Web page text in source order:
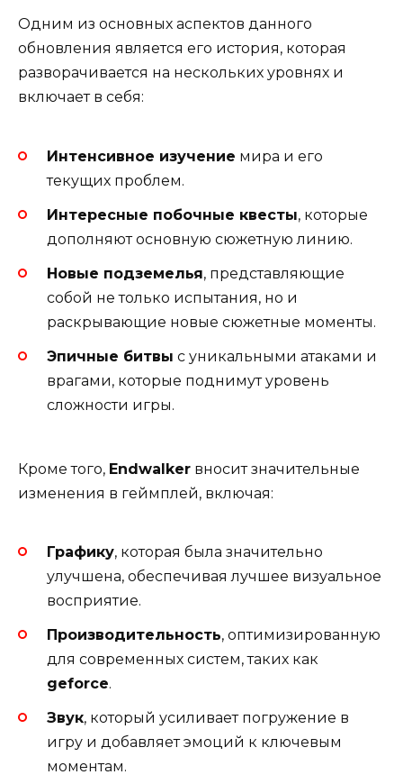
Одним из основных аспектов данного
обновления является его история, которая
разворачивается на нескольких уровнях и
включает в себя:
Интенсивное изучение мира и его
текущих проблем.
Интересные побочные квесты, которые
дополняют основную сюжетную линию.
Новые подземелья, представляющие
собой не только испытания, но и
раскрывающие новые сюжетные моменты.
Эпичные битвы с уникальными атаками и
врагами, которые поднимут уровень
сложности игры.
Кроме того, Endwalker вносит значительные
изменения в геймплей, включая:
Графику, которая была значительно
улучшена, обеспечивая лучшее визуальное
восприятие.
Производительность, оптимизированную
для современных систем, таких как
geforce.
Звук, который усиливает погружение в
игру и добавляет эмоций к ключевым
моментам.